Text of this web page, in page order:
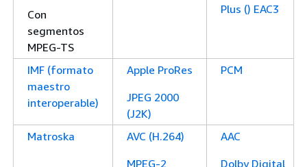
Con
segmentos
MPEG-TS
Plus () EAC3
IMF (formato
maestro
interoperable)
Apple ProRes
JPEG 2000
(J2K)
PCM
Matroska
AVC (H.264)
MPEG-2
AAC
Dolby Digital